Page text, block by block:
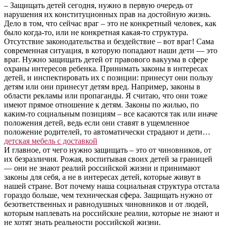
– Защищать детей сегодня, нужно в первую очередь от
нарушения их конституционных прав на достойную жизнь.
Дело в том, что сейчас враг – это не конкретный человек, как
было когда-то, или не конкретная какая-то структура.
Отсутствие законодательства и бездействие – вот враг! Сама
современная ситуация, в которую попадают наши дети — это
враг. Нужно защищать детей от правового вакуума в сфере
охраны интересов ребенка. Принимать законы в интересах
детей, и инспектировать их с позиции: принесут они пользу
детям или они принесут детям вред. Например, законы в
области рекламы или пропаганды. Я считаю, что они тоже
имеют прямое отношение к детям. Законы по жилью, по
каким-то социальным позициям – все касаются так или иначе
положения детей, ведь если они ставят в ущемленное
положение родителей, то автоматически страдают и дети…
детская мебель с доставкой
И главное, от чего нужно защищать – это от чиновников, от
их безразличия. Рожая, воспитывая своих детей за границей
— они не знают реалий российской жизни и принимают
законы для себя, а не в интересах детей, которые живут в
нашей стране. Вот почему наша социальная структура отстала
гораздо больше, чем техническая сфера. Защищать нужно от
безответственных и равнодушных чиновников и от людей,
которым наплевать на российские реалии, которые не знают и
не хотят знать реальности российской жизни.